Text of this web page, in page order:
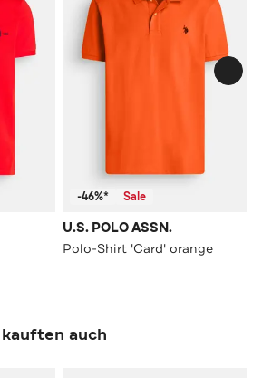
-46%* Sale
U.S. POLO ASSN.
Polo-Shirt 'Card' orange
auch